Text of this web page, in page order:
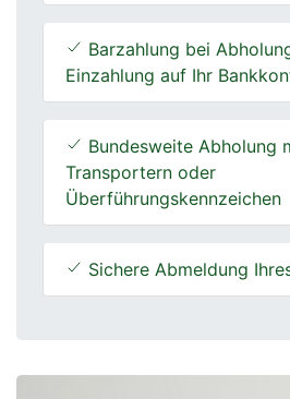
Barzahlung bei
Einzahlung auf Ihr
Bundesweite Abholung
Transportern oder
Überführungskennzeichen
Sichere Abmeldung